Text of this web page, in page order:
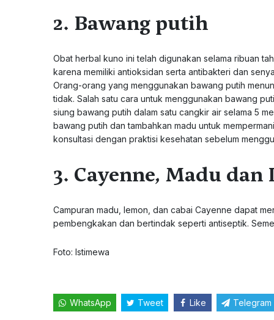
2. Bawang putih
Obat herbal kuno ini telah digunakan selama ribuan
karena memiliki antioksidan serta antibakteri dan
Orang-orang yang menggunakan bawang putih
tidak. Salah satu cara untuk menggunakan bawang
siung bawang putih dalam satu cangkir air selama 5
bawang putih dan tambahkan madu untuk
konsultasi dengan praktisi kesehatan sebelum
3. Cayenne, Madu dan
Campuran madu, lemon, dan cabai Cayenne dapat
pembengkakan dan bertindak seperti antiseptik.
Foto: Istimewa
WhatsApp Tweet Like Telegram